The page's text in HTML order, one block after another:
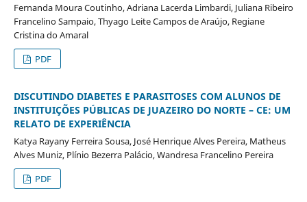
Fernanda Moura Coutinho, Adriana Lacerda Limbardi, Juliana Ribeiro
Francelino Sampaio, Thyago Leite Campos de Araújo, Regiane
Cristina do Amaral
PDF
DISCUTINDO DIABETES E PARASITOSES COM ALUNOS DE
INSTITUIÇÕES PÚBLICAS DE JUAZEIRO DO NORTE – CE: UM
RELATO DE EXPERIÊNCIA
Katya Rayany Ferreira Sousa, José Henrique Alves Pereira, Matheus
Alves Muniz, Plínio Bezerra Palácio, Wandresa Francelino Pereira
PDF